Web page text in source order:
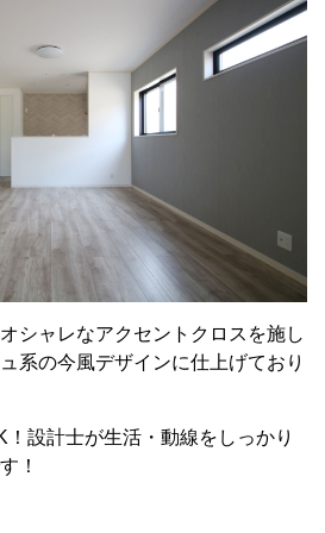
シャレなアクセントクロスを施し
系の今風デザインに仕上げており
設計士が生活・動線をしっかり
！